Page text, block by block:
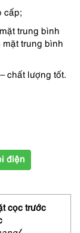
cấp;
trung bình
trung bình
chất lượng tốt.
điện
cọc trước